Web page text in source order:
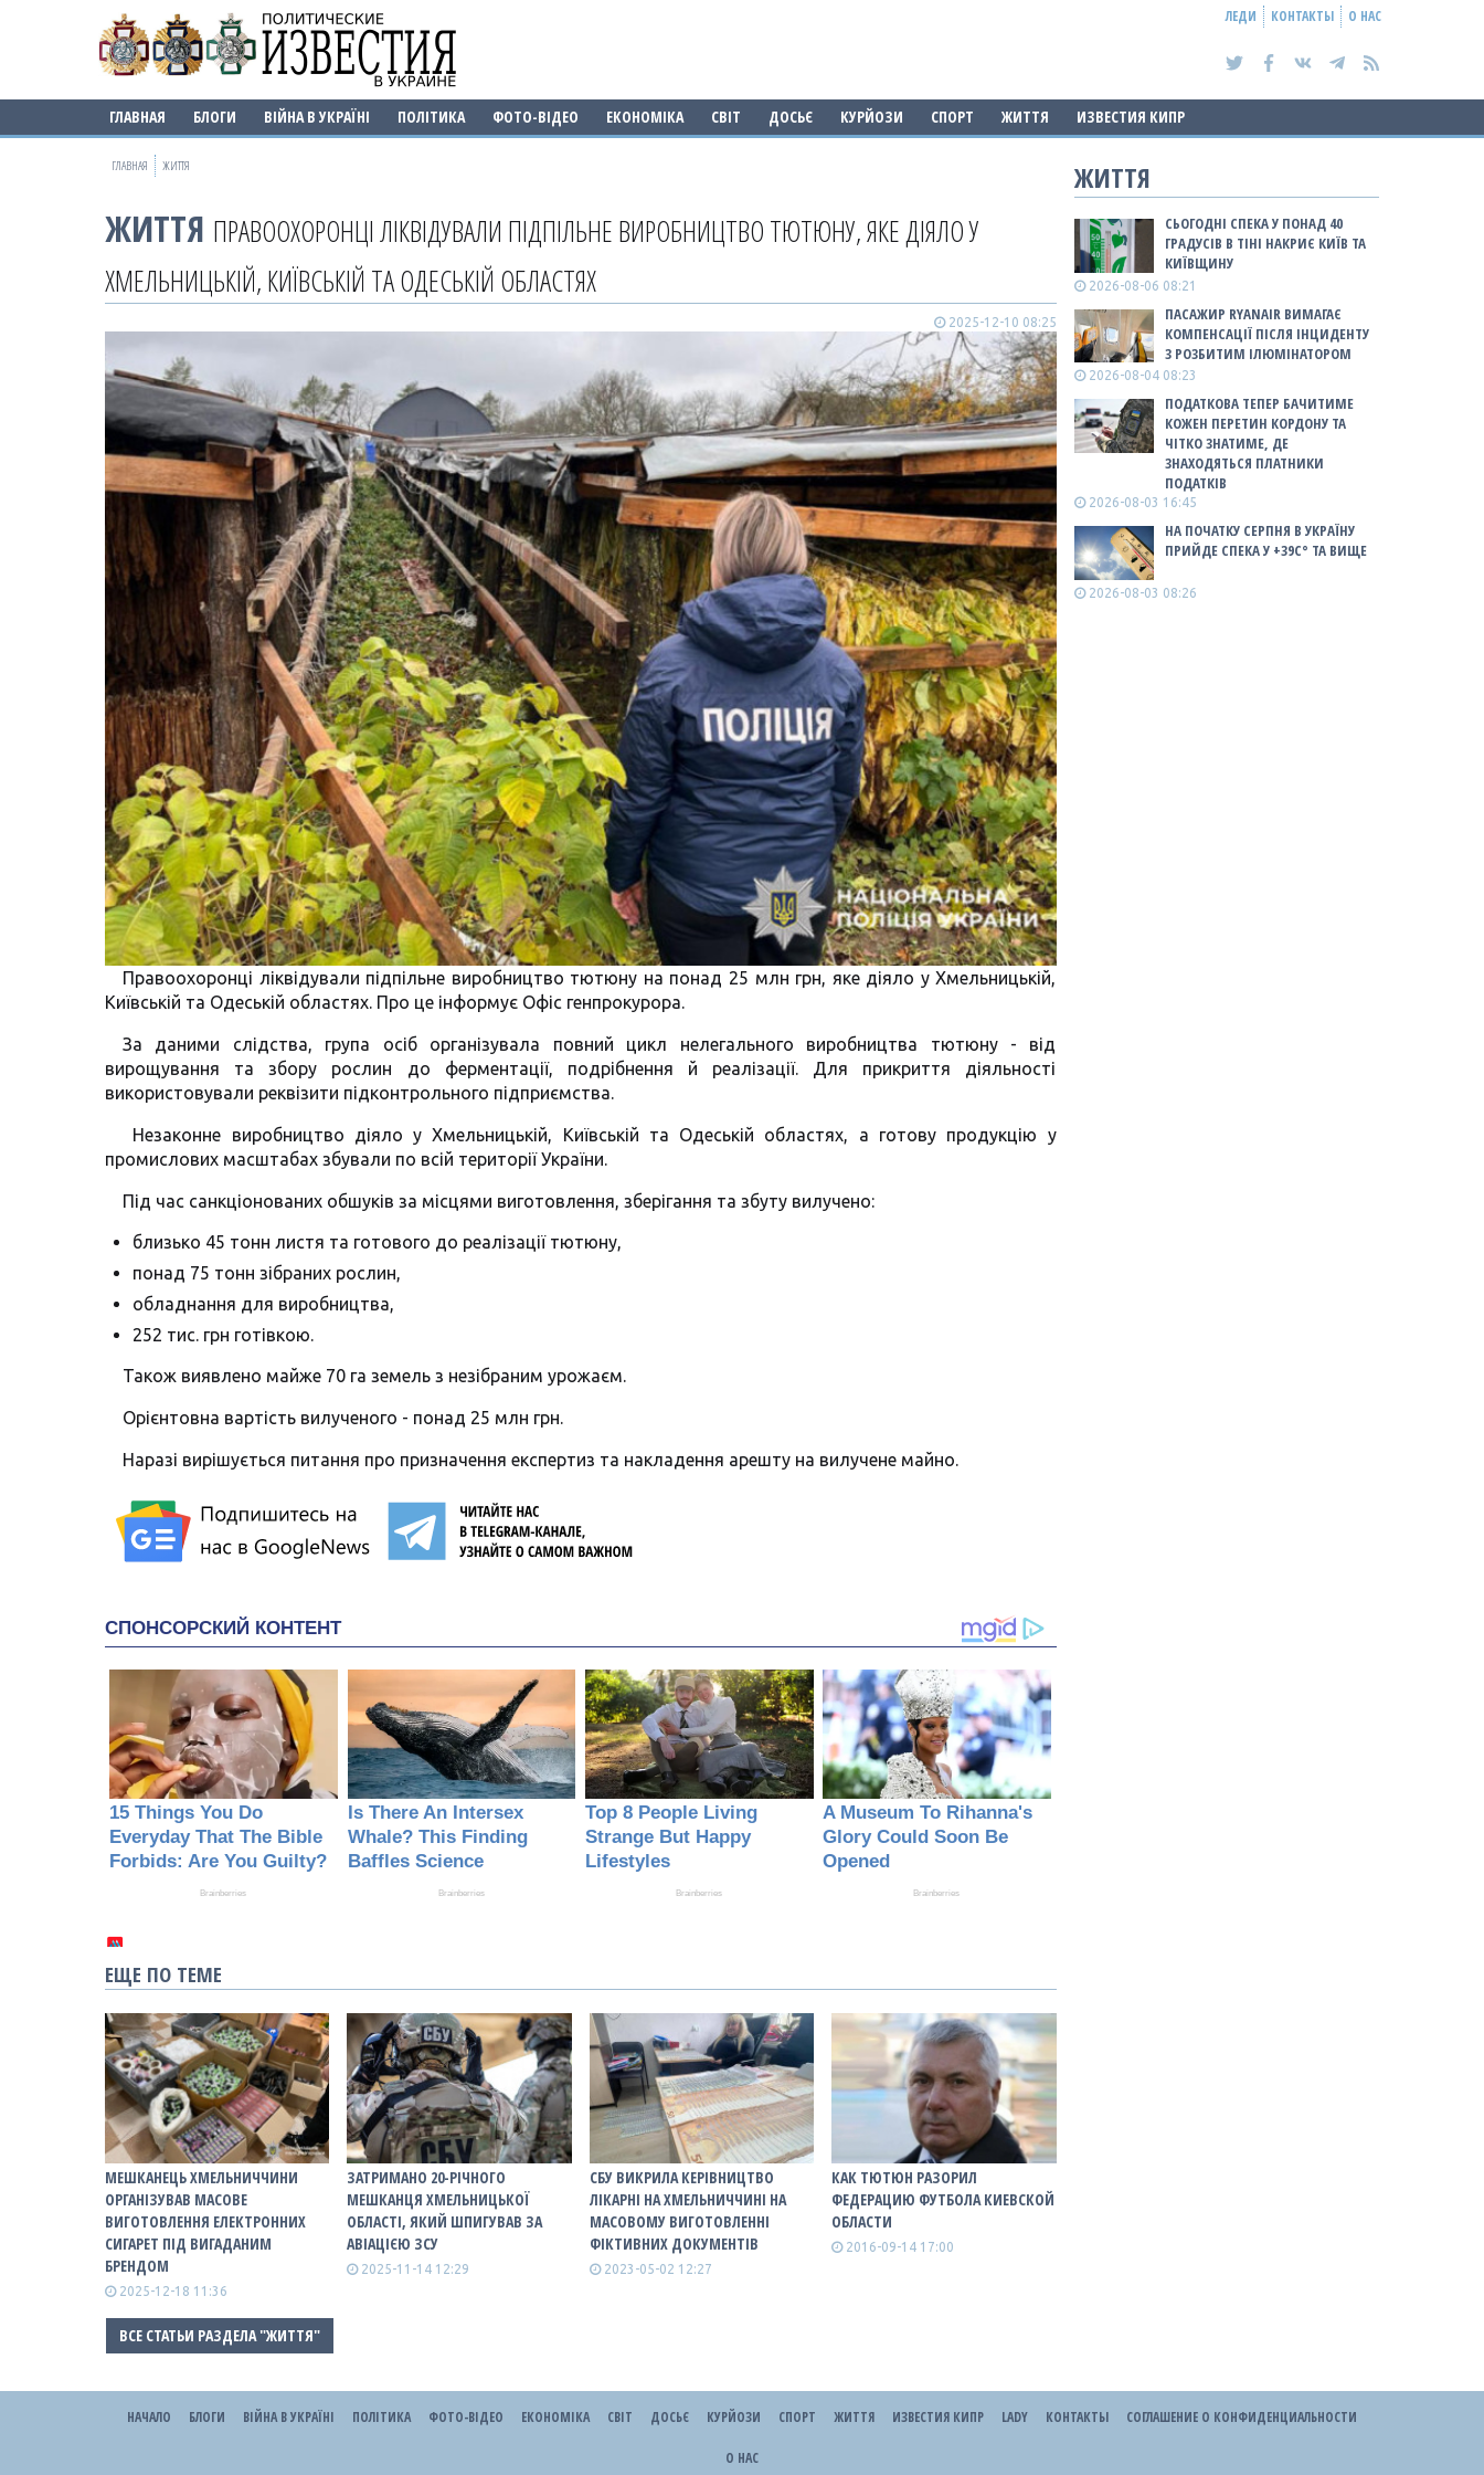
ЛЕДИ КОНТАКТЫ О НАС
ГЛАВНАЯ БЛОГИ ВІЙНА В УКРАЇНІ ПОЛІТИКА ФОТО-ВІДЕО ЕКОНОМІКА СВІТ ДОСЬЄ КУРЙОЗИ СПОРТ ЖИТТЯ ИЗВЕСТИЯ КИПР
ГЛАВНАЯ ЖИТТЯ
ЖИТТЯ ПРАВООХОРОНЦІ ЛІКВІДУВАЛИ ПІДПІЛЬНЕ ВИРОБНИЦТВО ТЮТЮНУ, ЯКЕ ДІЯЛО У
ХМЕЛЬНИЦЬКІЙ, КИЇВСЬКІЙ ТА ОДЕСЬКІЙ ОБЛАСТЯХ
2025-12-10 08:25
Правоохоронці ліквідували підпільне виробництво тютюну на понад 25 млн грн, яке діяло у Хмельницькій,
Київській та Одеській областях. Про це інформує Офіс генпрокурора.
За даними слідства, група осіб організувала повний цикл нелегального виробництва тютюну - від
вирощування та збору рослин до ферментації, подрібнення й реалізації. Для прикриття діяльності
використовували реквізити підконтрольного підприємства.
Незаконне виробництво діяло у Хмельницькій, Київській та Одеській областях, а готову продукцію у
промислових масштабах збували по всій території України.
Під час санкціонованих обшуків за місцями виготовлення, зберігання та збуту вилучено:
близько 45 тонн листя та готового до реалізації тютюну,
понад 75 тонн зібраних рослин,
обладнання для виробництва,
252 тис. грн готівкою.
Також виявлено майже 70 га земель з незібраним урожаєм.
Орієнтовна вартість вилученого - понад 25 млн грн.
Наразі вирішується питання про призначення експертиз та накладення арешту на вилучене майно.
ЕЩЕ ПО ТЕМЕ
МЕШКАНЕЦЬ ХМЕЛЬНИЧЧИНИ
ОРГАНІЗУВАВ МАСОВЕ
ВИГОТОВЛЕННЯ ЕЛЕКТРОННИХ
СИГАРЕТ ПІД ВИГАДАНИМ
БРЕНДОМ
2025-12-18 11:36
ЗАТРИМАНО 20-РІЧНОГО
МЕШКАНЦЯ ХМЕЛЬНИЦЬКОЇ
ОБЛАСТІ, ЯКИЙ ШПИГУВАВ ЗА
АВІАЦІЄЮ ЗCУ
2025-11-14 12:29
СБУ ВИКРИЛА КЕРІВНИЦТВО
ЛІКАРНІ НА ХМЕЛЬНИЧЧИНІ НА
МАСОВОМУ ВИГОТОВЛЕННІ
ФІКТИВНИХ ДОКУМЕНТІВ
2023-05-02 12:27
КАК ТЮТЮН РАЗОРИЛ
ФЕДЕРАЦИЮ ФУТБОЛА КИЕВСКОЙ
ОБЛАСТИ
2016-09-14 17:00
ВСЕ СТАТЬИ РАЗДЕЛА "ЖИТТЯ"
ЖИТТЯ
СЬОГОДНІ СПЕКА У ПОНАД 40
ГРАДУСІВ В ТІНІ НАКРИЄ КИЇВ ТА
КИЇВЩИНУ
2026-08-06 08:21
ПАСАЖИР RYANAIR ВИМАГАЄ
КОМПЕНСАЦІЇ ПІСЛЯ ІНЦИДЕНТУ
З РОЗБИТИМ ІЛЮМІНАТОРОМ
2026-08-04 08:23
ПОДАТКОВА ТЕПЕР БАЧИТИМЕ
КОЖЕН ПЕРЕТИН КОРДОНУ ТА
ЧІТКО ЗНАТИМЕ, ДЕ
ЗНАХОДЯТЬСЯ ПЛАТНИКИ
ПОДАТКІВ
2026-08-03 16:45
НА ПОЧАТКУ СЕРПНЯ В УКРАЇНУ
ПРИЙДЕ СПЕКА У +39С° ТА ВИЩЕ
2026-08-03 08:26
НАЧАЛО БЛОГИ ВІЙНА В УКРАЇНІ ПОЛІТИКА ФОТО-ВІДЕО ЕКОНОМІКА СВІТ ДОСЬЄ КУРЙОЗИ СПОРТ ЖИТТЯ ИЗВЕСТИЯ КИПР LADY КОНТАКТЫ СОГЛАШЕНИЕ О КОНФИДЕНЦИАЛЬНОСТИ
О НАС